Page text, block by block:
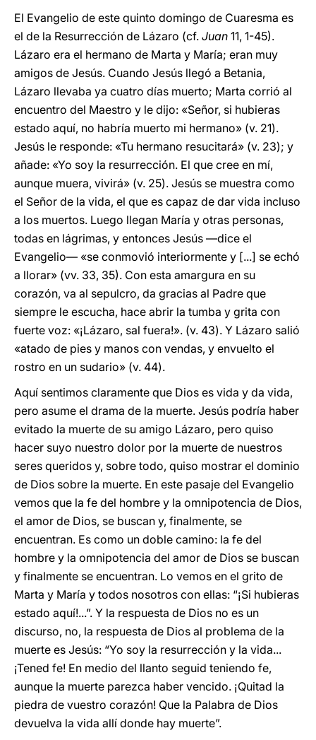
El Evangelio de este quinto domingo de Cuaresma es
el de la Resurrección de Lázaro (cf. Juan 11, 1-45).
Lázaro era el hermano de Marta y María; eran muy
amigos de Jesús. Cuando Jesús llegó a Betania,
Lázaro llevaba ya cuatro días muerto; Marta corrió al
encuentro del Maestro y le dijo: «Señor, si hubieras
estado aquí, no habría muerto mi hermano» (v. 21).
Jesús le responde: «Tu hermano resucitará» (v. 23); y
añade: «Yo soy la resurrección. El que cree en mí,
aunque muera, vivirá» (v. 25). Jesús se muestra como
el Señor de la vida, el que es capaz de dar vida incluso
a los muertos. Luego llegan María y otras personas,
todas en lágrimas, y entonces Jesús —dice el
Evangelio— «se conmovió interiormente y [...] se echó
a llorar» (vv. 33, 35). Con esta amargura en su
corazón, va al sepulcro, da gracias al Padre que
siempre le escucha, hace abrir la tumba y grita con
fuerte voz: «¡Lázaro, sal fuera!». (v. 43). Y Lázaro salió
«atado de pies y manos con vendas, y envuelto el
rostro en un sudario» (v. 44).
Aquí sentimos claramente que Dios es vida y da vida,
pero asume el drama de la muerte. Jesús podría haber
evitado la muerte de su amigo Lázaro, pero quiso
hacer suyo nuestro dolor por la muerte de nuestros
seres queridos y, sobre todo, quiso mostrar el dominio
de Dios sobre la muerte. En este pasaje del Evangelio
vemos que la fe del hombre y la omnipotencia de Dios,
el amor de Dios, se buscan y, finalmente, se
encuentran. Es como un doble camino: la fe del
hombre y la omnipotencia del amor de Dios se buscan
y finalmente se encuentran. Lo vemos en el grito de
Marta y María y todos nosotros con ellas: “¡Si hubieras
estado aquí!...”. Y la respuesta de Dios no es un
discurso, no, la respuesta de Dios al problema de la
muerte es Jesús: “Yo soy la resurrección y la vida...
¡Tened fe! En medio del llanto seguid teniendo fe,
aunque la muerte parezca haber vencido. ¡Quitad la
piedra de vuestro corazón! Que la Palabra de Dios
devuelva la vida allí donde hay muerte”.